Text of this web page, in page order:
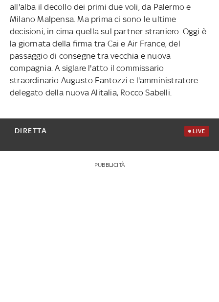
all'alba il decollo dei primi due voli, da Palermo e
Milano Malpensa. Ma prima ci sono le ultime
decisioni, in cima quella sul partner straniero. Oggi è
la giornata della firma tra Cai e Air France, del
passaggio di consegne tra vecchia e nuova
compagnia. A siglare l'atto il commissario
straordinario Augusto Fantozzi e l'amministratore
delegato della nuova Alitalia, Rocco Sabelli.
DIRETTA LIVE
PUBBLICITÀ